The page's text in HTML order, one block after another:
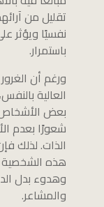
تقليل من
نفسيًا ويؤثر
باستمرار.
ورغم أن
العالية
بعض
شعورًا بعدم
الذات. لذلك
هذه الشخصية
وهدوء بدل
والمشاعر.